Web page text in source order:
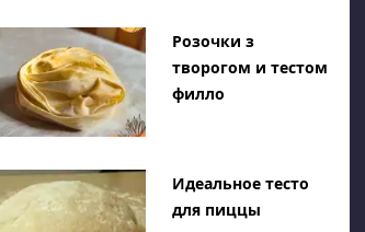
Розочки з
творогом и тестом
филло
Идеальное тесто
для пиццы